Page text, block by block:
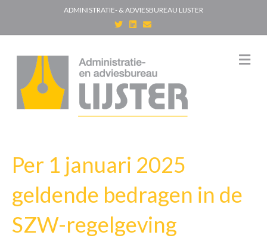
ADMINISTRATIE- & ADVIESBUREAU LIJSTER
T
w
i
e
r
n
d
i
n
E
m
a
M
e
Per 1 januari 2025
geldende bedragen in de
SZW-regelgeving